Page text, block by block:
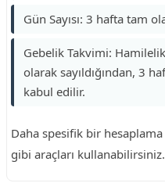
Gün Sayısı: 3 hafta tam
Gebelik Takvimi:
olarak sayıldığından, 3
kabul edilir.
Daha spesifik bir
gibi araçları kullanabilirsiniz.